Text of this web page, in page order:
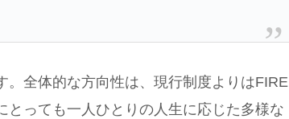
。全体的な方向性は、現行制度よりはFIRE
っても一人ひとりの人生に応じた多様な